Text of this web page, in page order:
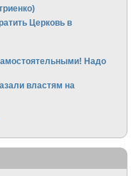
Церковь в
Надо
властям на